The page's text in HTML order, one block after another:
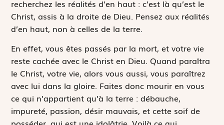
recherchez les réalités d’en haut : c’est là qu’est le
Christ, assis à la droite de Dieu. Pensez aux réalités
d’en haut, non à celles de la terre.
En effet, vous êtes passés par la mort, et votre vie
reste cachée avec le Christ en Dieu. Quand paraîtra
le Christ, votre vie, alors vous aussi, vous paraîtrez
avec lui dans la gloire. Faites donc mourir en vous
ce qui n’appartient qu’à la terre : débauche,
impureté, passion, désir mauvais, et cette soif de